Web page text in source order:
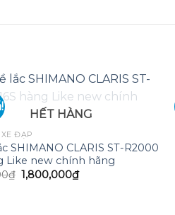
wishlist
HẾT HÀNG
ĐẠP
SHIMANO CLARIS ST-R2000
Like new chính hãng
₫ Giá
gốc
1,800,000₫Giá